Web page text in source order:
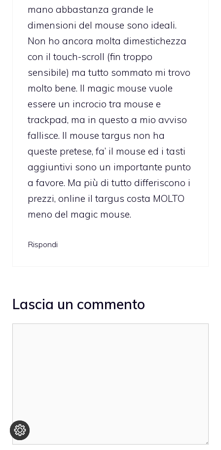
mano abbastanza grande le
dimensioni del mouse sono ideali.
Non ho ancora molta dimestichezza
con il touch-scroll (fin troppo
sensibile) ma tutto sommato mi trovo
molto bene. Il magic mouse vuole
essere un incrocio tra mouse e
trackpad, ma in questo a mio avviso
fallisce. Il mouse targus non ha
queste pretese, fa’ il mouse ed i tasti
aggiuntivi sono un importante punto
a favore. Ma più di tutto differiscono i
prezzi, online il targus costa MOLTO
meno del magic mouse.
Rispondi
Lascia un commento